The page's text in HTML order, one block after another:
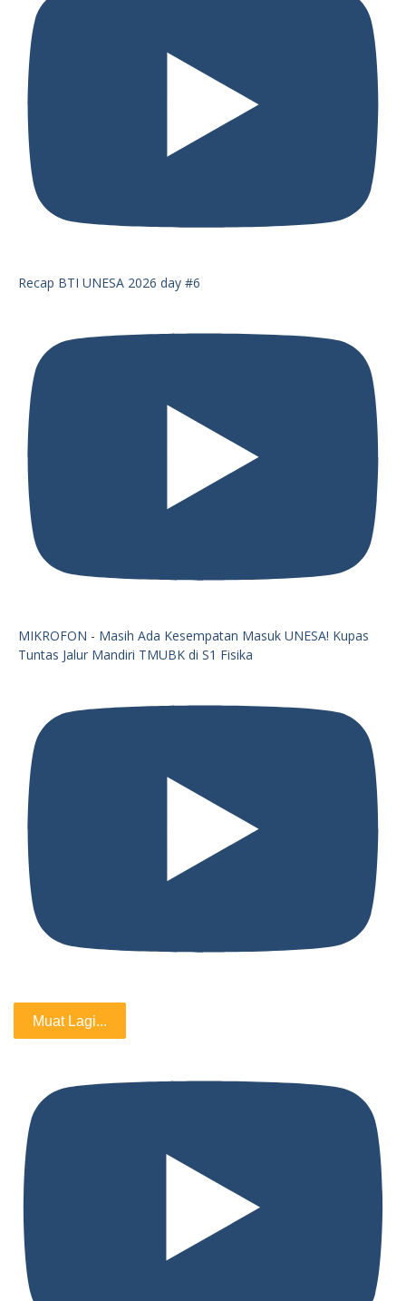
Recap BTI UNESA 2026 day #6
MIKROFON - Masih Ada Kesempatan Masuk UNESA! Kupas
Tuntas Jalur Mandiri TMUBK di S1 Fisika
Muat Lagi...